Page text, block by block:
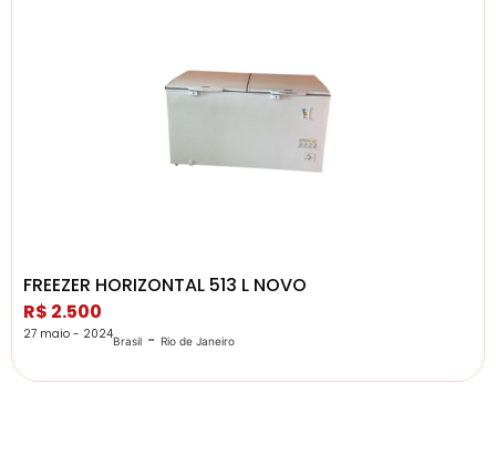
FREEZER HORIZONTAL 513 L NOVO
R$ 2.500
27 maio - 2024Brasil - Rio de Janeiro